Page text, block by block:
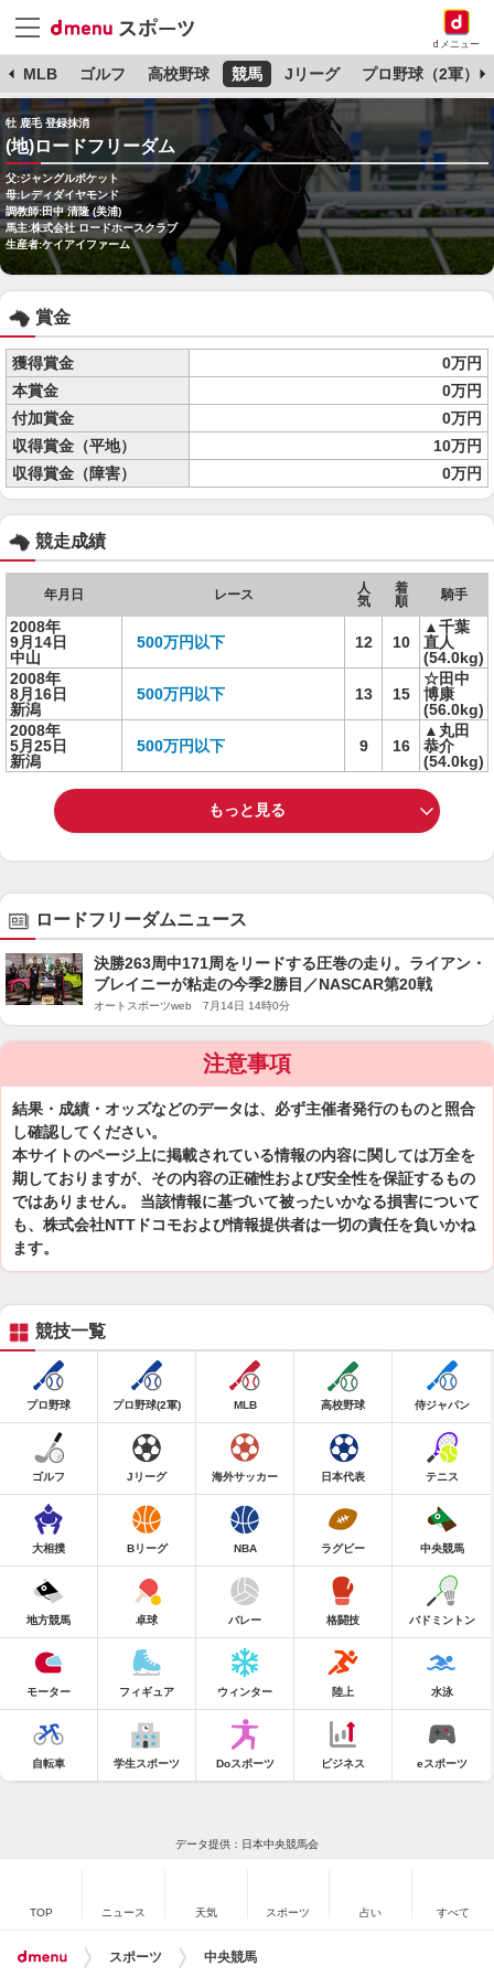
dメニュー
MLB ゴルフ 高校野球 競馬 Jリーグ プロ野球（2軍）
牡 鹿毛 登録抹消
(地)ロードフリーダム
父:ジャングルポケット
母:レディダイヤモンド
調教師:田中 清隆 (美浦)
馬主:株式会社 ロードホースクラブ
生産者:ケイアイファーム
賞金
獲得賞金
0万円
本賞金
0万円
付加賞金
0万円
収得賞金（平地）
10万円
収得賞金（障害）
0万円
競走成績
年月日 レース
人
気
着
順
騎手
2008年
9月14日
中山
500万円以下 12 10
▲千葉
直人
(54.0kg)
2008年
8月16日
新潟
500万円以下 13 15
☆田中
博康
(56.0kg)
2008年
5月25日
新潟
500万円以下 9 16
▲丸田
恭介
(54.0kg)
もっと見る
ロードフリーダムニュース
決勝263周中171周をリードする圧巻の走り。ライアン・
ブレイニーが粘走の今季2勝目／NASCAR第20戦
オートスポーツweb 7月14日 14時0分
注意事項
結果・成績・オッズなどのデータは、必ず主催者発行のものと照合
し確認してください。
本サイトのページ上に掲載されている情報の内容に関しては万全を
期しておりますが、その内容の正確性および安全性を保証するもの
ではありません。 当該情報に基づいて被ったいかなる損害について
も、株式会社NTTドコモおよび情報提供者は一切の責任を負いかね
ます。
競技一覧
プロ野球 プロ野球(2軍) MLB 高校野球 侍ジャパン
ゴルフ Jリーグ 海外サッカー 日本代表 テニス
大相撲 Bリーグ NBA ラグビー 中央競馬
地方競馬 卓球 バレー 格闘技 バドミントン
モーター フィギュア ウィンター 陸上 水泳
自転車 学生スポーツ Doスポーツ ビジネス eスポーツ
データ提供：日本中央競馬会
TOP ニュース 天気 スポーツ 占い すべて
スポーツ 中央競馬